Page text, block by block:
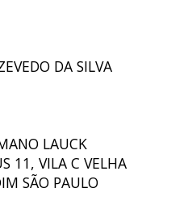
DA SILVA
LAUCK
11, VILA C VELHA
SÃO PAULO